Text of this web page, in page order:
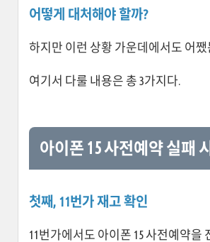
어떻게 대처해야 할까?
하지만 이런 상황 가운데에서도 어
여기서 다룰 내용은 총 3가지다.
아이폰 15 사전예약 실패
첫째, 11번가 재고 확인
11번가에서도 아이폰 15 사전예약